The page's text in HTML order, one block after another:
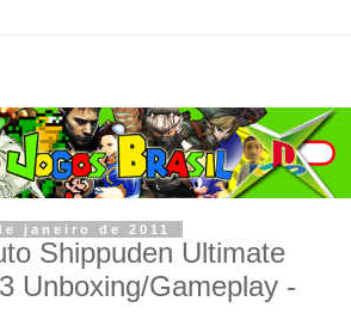
janeiro de 2011
Shippuden Ultimate
Unboxing/Gameplay -